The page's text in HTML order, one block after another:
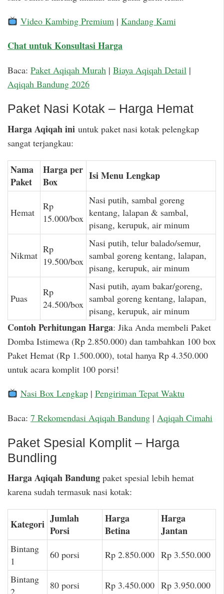
Video Kambing Premium| Kandang Kami
Chat untuk Konsultasi Harga
Baca: Paket Aqiqah Murah | Biaya Aqiqah Detail |
Aqiqah Bandung 2026
Paket Nasi Kotak – Harga Hemat
Harga Aqiqah ini untuk paket nasi kotak pelengkap
sangat terjangkau:
Nama
Paket
Harga per
Box
Isi Menu Lengkap
Hemat
Rp
15.000/box
Nasi putih, sambal goreng
kentang, lalapan & sambal,
pisang, kerupuk, air minum
Nikmat
Rp
19.500/box
Nasi putih, telur balado/semur,
sambal goreng kentang, lalapan,
pisang, kerupuk, air minum
Puas
Rp
24.500/box
Nasi putih, ayam bakar/goreng,
sambal goreng kentang, lalapan,
pisang, kerupuk, air minum
Contoh Perhitungan Harga: Jika Anda membeli Paket
Domba Istimewa (Rp 2.850.000) dan tambahkan 100 box
Paket Hemat (Rp 1.500.000), total hanya Rp 4.350.000
untuk acara komplit 100 porsi!
Nasi Box Lengkap| Pengiriman Tepat Waktu
Baca: 7 Rekomendasi Aqiqah Bandung | Aqiqah Cimahi
Paket Spesial Komplit – Harga
Bundling
Harga Aqiqah Bandung paket spesial lebih hemat
karena sudah termasuk nasi kotak:
Kategori Jumlah
Porsi
Harga
Betina
Harga
Jantan
Bintang
1
60 porsi Rp 2.850.000 Rp 3.550.000
Bintang
2
80 porsi Rp 3.450.000 Rp 3.950.000